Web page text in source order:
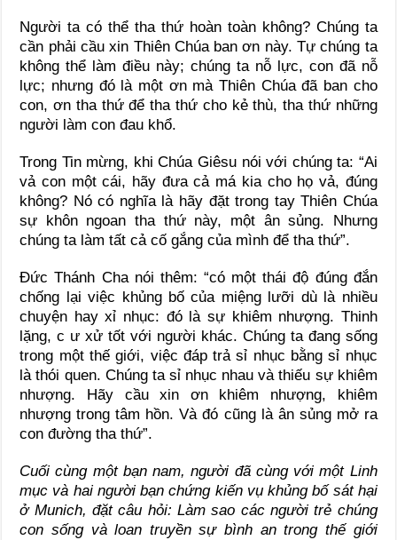
Người ta có thể tha thứ hoàn toàn không? Chúng ta
cần phải cầu xin Thiên Chúa ban ơn này. Tự chúng ta
không thể làm điều này; chúng ta nỗ lực, con đã nỗ
lực; nhưng đó là một ơn mà Thiên Chúa đã ban cho
con, ơn tha thứ để tha thứ cho kẻ thù, tha thứ những
người làm con đau khổ.
Trong Tin mừng, khi Chúa Giêsu nói với chúng ta: “Ai
vả con một cái, hãy đưa cả má kia cho họ vả, đúng
không? Nó có nghĩa là hãy đặt trong tay Thiên Chúa
sự khôn ngoan tha thứ này, một ân sủng. Nhưng
chúng ta làm tất cả cố gắng của mình để tha thứ”.
Đức Thánh Cha nói thêm: “có một thái độ đúng đắn
chống lại việc khủng bố của miệng lưỡi dù là nhiều
chuyện hay xỉ nhục: đó là sự khiêm nhượng. Thinh
lặng, c ư xử tốt với người khác. Chúng ta đang sống
trong một thế giới, việc đáp trả sỉ nhục bằng sỉ nhục
là thói quen. Chúng ta sỉ nhục nhau và thiếu sự khiêm
nhượng. Hãy cầu xin ơn khiêm nhượng, khiêm
nhượng trong tâm hồn. Và đó cũng là ân sủng mở ra
con đường tha thứ”.
Cuối cùng một bạn nam, người đã cùng với một Linh
mục và hai người bạn chứng kiến vụ khủng bố sát hại
ở Munich, đặt câu hỏi: Làm sao các người trẻ chúng
con sống và loan truyền sự bình an trong thế giới